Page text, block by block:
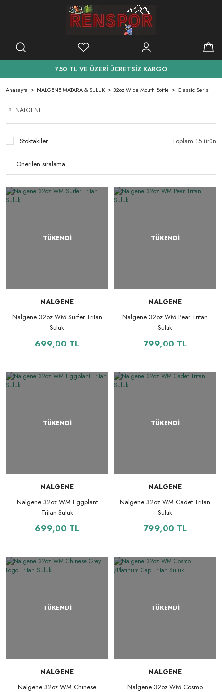
750 TL VE ÜZERİ ÜCRETSİZ KARGO
Anasayfa NALGENE MATARA & SULUK 32oz Wide Mouth Bottle Classic Serisi
NALGENE
Stoktakiler Toplam 15 ürün
TÜKENDİ
NALGENE
Nalgene 32oz WM Surfer Tritan
Suluk
699,00 TL
TÜKENDİ
NALGENE
Nalgene 32oz WM Pear Tritan
Suluk
799,00 TL
TÜKENDİ
NALGENE
Nalgene 32oz WM Eggplant
Tritan Suluk
699,00 TL
TÜKENDİ
NALGENE
Nalgene 32oz WM Cadet Tritan
Suluk
799,00 TL
TÜKENDİ
NALGENE
Nalgene 32oz WM Chinese
TÜKENDİ
NALGENE
Nalgene 32oz WM Cosmo